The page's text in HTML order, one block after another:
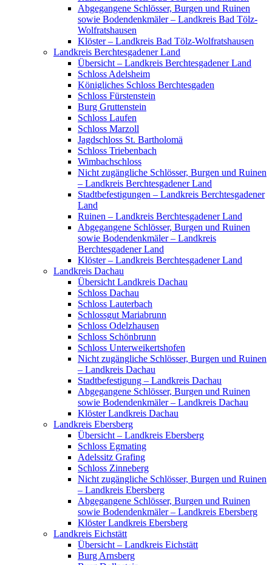
Abgegangene Schlösser, Burgen und Ruinen
sowie Bodendenkmäler – Landkreis Bad Tölz-
Wolfratshausen
Klöster – Landkreis Bad Tölz-Wolfratshausen
Landkreis Berchtesgadener Land
Übersicht – Landkreis Berchtesgadener Land
Schloss Adelsheim
Königliches Schloss Berchtesgaden
Schloss Fürstenstein
Burg Gruttenstein
Schloss Laufen
Schloss Marzoll
Jagdschloss St. Bartholomä
Schloss Triebenbach
Wimbachschloss
Nicht zugängliche Schlösser, Burgen und Ruinen
– Landkreis Berchtesgadener Land
Stadtbefestigungen – Landkreis Berchtesgadener
Land
Ruinen – Landkreis Berchtesgadener Land
Abgegangene Schlösser, Burgen und Ruinen
sowie Bodendenkmäler – Landkreis
Berchtesgadener Land
Klöster – Landkreis Berchtesgadener Land
Landkreis Dachau
Übersicht Landkreis Dachau
Schloss Dachau
Schloss Lauterbach
Schlossgut Mariabrunn
Schloss Odelzhausen
Schloss Schönbrunn
Schloss Unterweikertshofen
Nicht zugängliche Schlösser, Burgen und Ruinen
– Landkreis Dachau
Stadtbefestigung – Landkreis Dachau
Abgegangene Schlösser, Burgen und Ruinen
sowie Bodendenkmäler – Landkreis Dachau
Klöster Landkreis Dachau
Landkreis Ebersberg
Übersicht – Landkreis Ebersberg
Schloss Egmating
Adelssitz Grafing
Schloss Zinneberg
Nicht zugängliche Schlösser, Burgen und Ruinen
– Landkreis Ebersberg
Abgegangene Schlösser, Burgen und Ruinen
sowie Bodendenkmäler – Landkreis Ebersberg
Klöster Landkreis Ebersberg
Landkreis Eichstätt
Übersicht – Landkreis Eichstätt
Burg Arnsberg